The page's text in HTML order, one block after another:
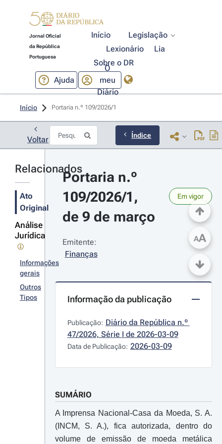
Jornal Oficial
da República
Portuguesa
Início
Legislação
Lexionário
Lia
Sobre o DR
Ajuda
O
meu
Diário
Início Portaria n.º 109/2026/1
Voltar Índice
Relacionados
Ato
Original
Análise
Jurídica
Informações
gerais
Outros
Tipos
Portaria n.º
109/2026/1,
de 9 de março
Em vigor
Emitente:
Finanças
Informação da publicação
Publicação: Diário da República n.º
47/2026, Série I de 2026-03-09
Data de Publicação: 2026-03-09
SUMÁRIO
A Imprensa Nacional-Casa da Moeda, S. A.
(INCM, S. A.), fica autorizada, dentro do
volume de emissão de moeda metálica
AA